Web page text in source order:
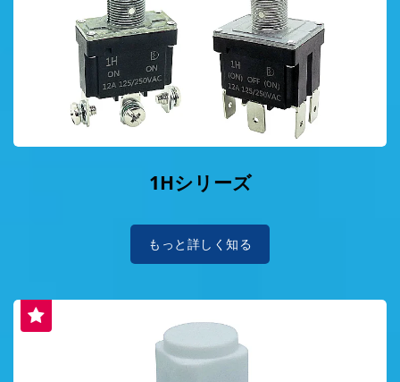
1Hシリーズ
もっと詳しく知る